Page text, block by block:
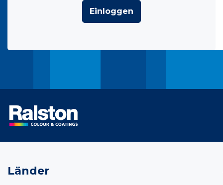
Einloggen
Länder